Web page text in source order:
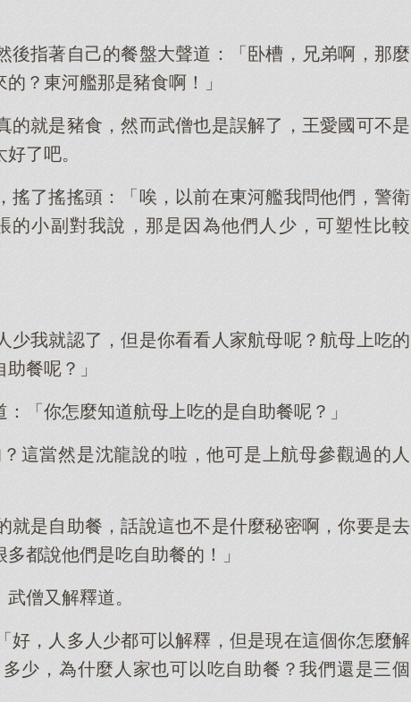
後指著自己的餐盤大聲道：「卧槽，兄弟啊，那麼
？東河艦那是豬食啊！」
的就是豬食，然而武僧也是誤解了，王愛國可不是
了吧。
搖了搖搖頭：「唉，以前在東河艦我問他們，警衛
小副對我說，那是因為他們人少，可塑性比較
少我就認了，但是你看看人家航母呢？航母上吃的
餐呢？」
「你怎麼知道航母上吃的是自助餐呢？」
這當然是沈龍說的啦，他可是上航母參觀過的人
就是自助餐，話說這也不是什麼秘密啊，你要是去
都說他們是吃自助餐的！」
僧又解釋道。
好，人多人少都可以解釋，但是現在這個你怎麼解
少，為什麼人家也可以吃自助餐？我們還是三個